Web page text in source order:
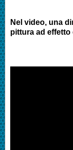
Nel video, una
pittura ad effetto